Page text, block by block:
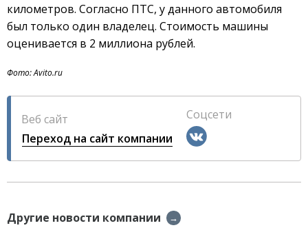
километров. Согласно ПТС, у данного автомобиля
был только один владелец. Стоимость машины
оценивается в 2 миллиона рублей.
Фото: Avito.ru
Веб сайт
Переход на сайт компании
Соцсети
Другие новости компании →